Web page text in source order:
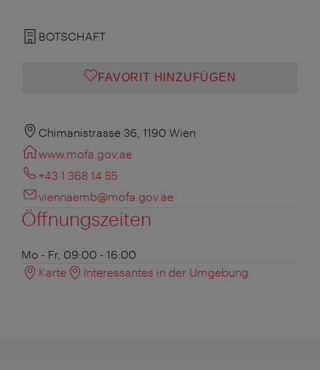
BOTSCHAFT
FAVORIT HINZUFÜGEN
Chimanistrasse 36, 1190 Wien
www.mofa.gov.ae
+43 1 368 14 55
viennaemb@mofa.gov.ae
Öffnungszeiten
Mo - Fr, 09:00 - 16:00
Karte
Interessantes in der Umgebung